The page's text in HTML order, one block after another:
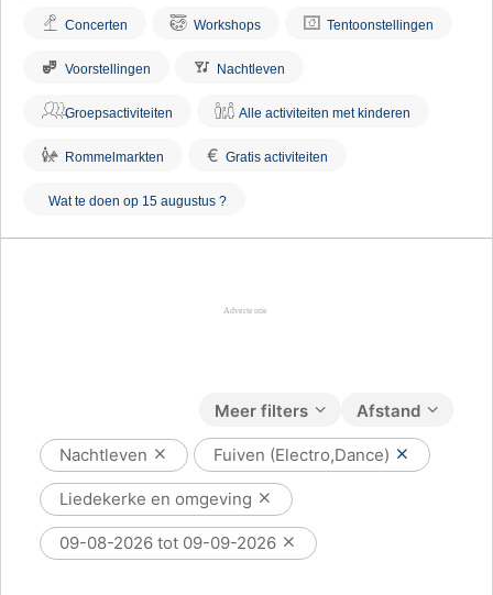
Concerten Workshops Tentoonstellingen
Voorstellingen Nachtleven
Groepsactiviteiten Alle activiteiten met kinderen
Rommelmarkten € Gratis activiteiten
Wat te doen op 15 augustus ?
Afstand
Meer filters
Nachtleven Fuiven (Electro,Dance)
Liedekerke en omgeving
09-08-2026 tot 09-09-2026